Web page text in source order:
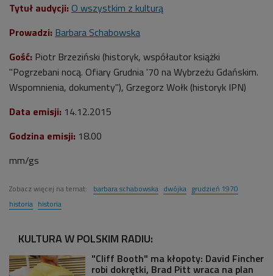
Tytuł audycji: O wszystkim z kulturą
Prowadzi: Barbara Schabowska
Gość: Piotr Brzeziński (historyk, współautor książki
"Pogrzebani nocą. Ofiary Grudnia '70 na Wybrzeżu Gdańskim.
Wspomnienia, dokumenty"), Grzegorz Wołk (historyk IPN)
Data emisji: 14.12.2015
Godzina emisji: 18.00
mm/gs
Zobacz więcej na temat: barbara schabowska dwójka grudzień 1970
historia historia
KULTURA W POLSKIM RADIU:
"Cliff Booth" ma kłopoty: David Fincher
robi dokrętki, Brad Pitt wraca na plan